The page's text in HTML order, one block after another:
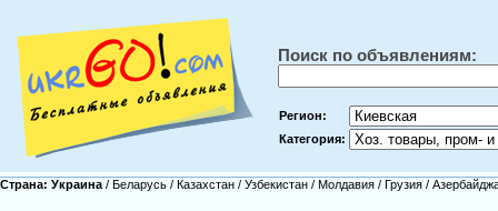
Поиск по объявлениям:
Регион:
Категория:
Страна: Украина / Беларусь / Казахстан / Узбекистан / Молдавия / Грузия /